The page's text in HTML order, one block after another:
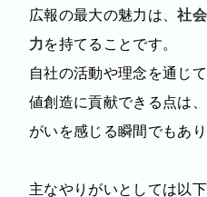
広報の最大の魅力は、社
力を持てることです。
自社の活動や理念を通じ
値創造に貢献できる点は
がいを感じる瞬間でもあり
主なやりがいとしては以